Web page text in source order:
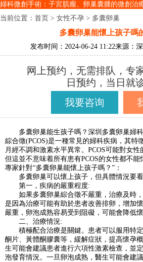
婦科微創手術：子宮肌瘤、卵巢囊腫的微創治
当前位置： 首页 > 女性不孕 > 多囊卵巢
多囊卵巢能懷上孩子嗎
发布时间：2024-06-24 11:22来源：
网上预约，无需排队，专
日预约，当日就
我要咨询
多囊卵巢能生孩子嗎？深圳多囊卵巢婦科
綜合徵(PCOS)是一種常見的婦科疾病，其特
月經不調和激素水平異常。PCOS可能對女性
但這並不意味着所有患有PCOS的女性都不
專家針對“多囊卵巢能懷上孩子嗎？”：
多囊卵巢可以懷上孩子，但具體情況要看
第一，疾病的嚴重程度:
如果多囊卵巢綜合徵不嚴重，治療及時，
是因為治療可能有助於患者改善排卵，增加
嚴重，卵泡成熟容易受到阻礙，可能會降低懷
二、治療情況:
積極配合治療是關鍵。患者可以服用特定
酮片、黃體酮膠囊等，緩解症狀，提高懷孕
生可能會建議患者進行六項性激素檢查，並
泡發育情況。一旦卵泡成熟，醫生可能會建